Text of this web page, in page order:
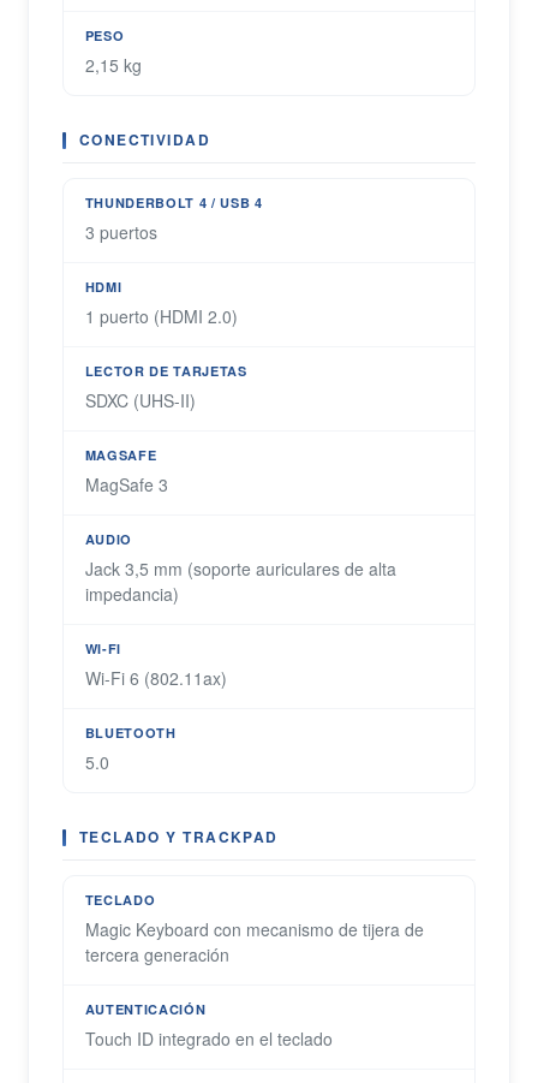
PESO
2,15 kg
CONECTIVIDAD
THUNDERBOLT 4 / USB 4
3 puertos
HDMI
1 puerto (HDMI 2.0)
LECTOR DE TARJETAS
SDXC (UHS-II)
MAGSAFE
MagSafe 3
AUDIO
Jack 3,5 mm (soporte auriculares de alta
impedancia)
WI-FI
Wi-Fi 6 (802.11ax)
BLUETOOTH
5.0
TECLADO Y TRACKPAD
TECLADO
Magic Keyboard con mecanismo de tijera de
tercera generación
AUTENTICACIÓN
Touch ID integrado en el teclado